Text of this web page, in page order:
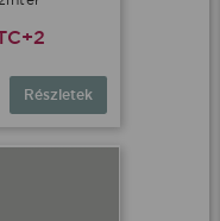
Részletek